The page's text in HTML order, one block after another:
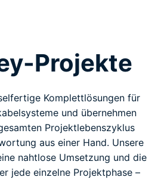
Projekte
Komplettlösungen für
und übernehmen
Projektlebenszyklus
aus einer Hand. Unsere
nahtlose Umsetzung und die
jede einzelne Projektphase –